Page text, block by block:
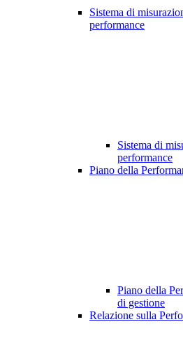
Sistema di
performance
Sistema di
performance
Piano della
Piano della
di gestione
Relazione sulla